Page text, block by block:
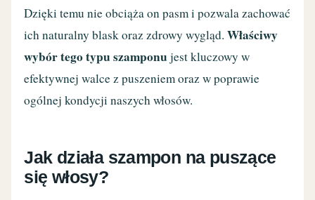
Dzięki temu nie obciąża on pasm i pozwala zachować
ich naturalny blask oraz zdrowy wygląd.Właściwy
wybór tego typu szamponujest kluczowy w
efektywnej walce z puszeniem oraz w poprawie
ogólnej kondycji naszych włosów.
Jak działa szampon na puszące
się włosy?